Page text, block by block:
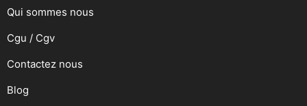
Qui sommes nous
Cgu / Cgv
Contactez nous
Blog